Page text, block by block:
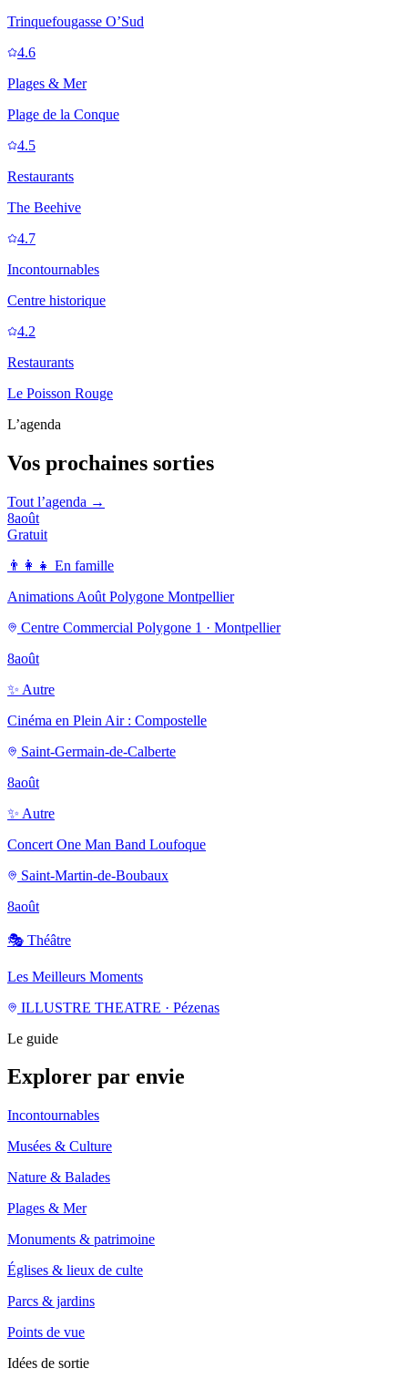
Trinquefougasse O’Sud
4.6
Plages & Mer
Plage de la Conque
4.5
Restaurants
The Beehive
4.7
Incontournables
Centre historique
4.2
Restaurants
Le Poisson Rouge
L’agenda
Vos prochaines sorties
Tout l’agenda →
8août
Gratuit
👨‍👩‍👧 En famille
Animations Août Polygone Montpellier
Centre Commercial Polygone 1 · Montpellier
8août
✨ Autre
Cinéma en Plein Air : Compostelle
Saint-Germain-de-Calberte
8août
✨ Autre
Concert One Man Band Loufoque
Saint-Martin-de-Boubaux
8août
🎭 Théâtre
Les Meilleurs Moments
ILLUSTRE THEATRE · Pézenas
Le guide
Explorer par envie
Incontournables
Musées & Culture
Nature & Balades
Plages & Mer
Monuments & patrimoine
Églises & lieux de culte
Parcs & jardins
Points de vue
Idées de sortie